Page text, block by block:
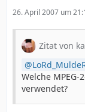
26. April 2007 um
Zitat von
Welche
verwendet?